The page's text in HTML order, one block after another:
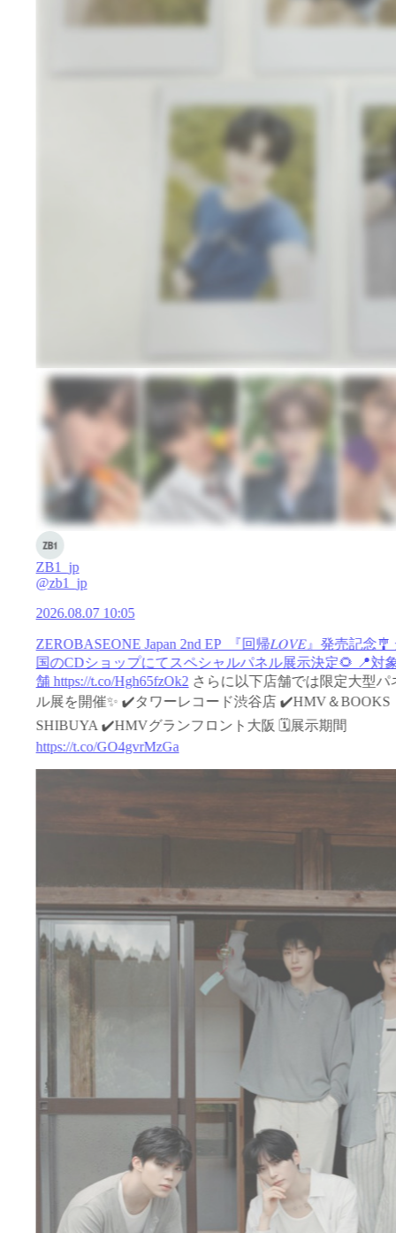
ZB1_jp
@zb1_jp
2026.08.07 10:05
ZEROBASEONE Japan 2nd EP 『回帰𝐿𝑂𝑉𝐸』発売記念🎐
国のCDショップにてスペシャルパネル展示決定🌻 📍対
舗https://t.co/Hgh65fzOk2 さらに以下店舗では限定大型パ
ル展を開催✨ ✔️タワーレコード渋谷店 ✔️HMV＆BOOKS
SHIBUYA ✔️HMVグランフロント大阪 🗓️展示期間
https://t.co/GO4gvrMzGa